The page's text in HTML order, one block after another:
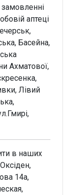
аптеці
Басейна,
Ахматової,
Лівий
в наших
14а,